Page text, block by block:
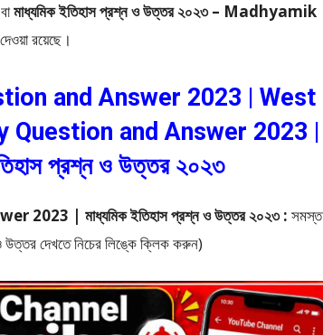
মাধ্যমিক ইতিহাস প্রশ্ন ও উত্তর ২০২৩ – Madhyamik
রয়েছে।
and Answer 2023 | West
Question and Answer 2023 |
প্রশ্ন ও উত্তর ২০২৩
| মাধ্যমিক ইতিহাস প্রশ্ন ও উত্তর ২০২৩ : সমস্ত
উত্তর দেখতে নিচের লিঙ্কে ক্লিক করুন)